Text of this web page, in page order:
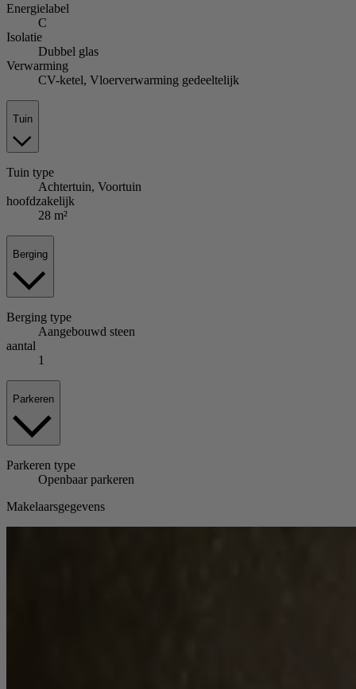
Energielabel
C
Isolatie
Dubbel glas
Verwarming
CV-ketel, Vloerverwarming gedeeltelijk
Tuin
Tuin type
Achtertuin, Voortuin
hoofdzakelijk
28 m²
Berging
Berging type
Aangebouwd steen
aantal
1
Parkeren
Parkeren type
Openbaar parkeren
Makelaarsgegevens